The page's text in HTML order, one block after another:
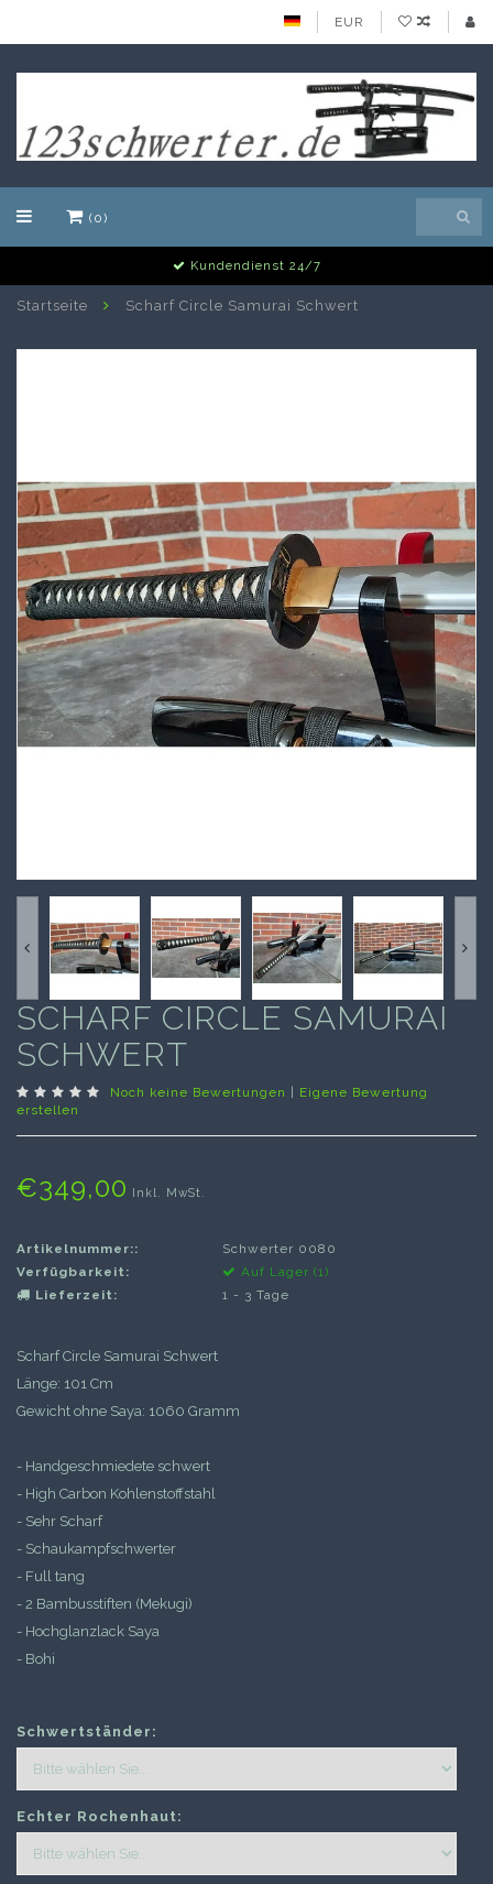
EUR
(0)
Alle Schwerter auf Lager
Startseite Scharf Circle Samurai Schwert
SCHARF CIRCLE SAMURAI
SCHWERT
Noch keine Bewertungen
Eigene Bewertung
erstellen
€349,00 Inkl. MwSt.
Artikelnummer::
Schwerter 0080
Verfügbarkeit:
Auf Lager (1)
Lieferzeit:
1 - 3 Tage
Scharf Circle Samurai Schwert
Länge: 101 Cm
Gewicht ohne Saya: 1060 Gramm
- Handgeschmiedete schwert
- High Carbon Kohlenstoffstahl
- Sehr Scharf
- Schaukampfschwerter
- Full tang
- 2 Bambusstiften (Mekugi)
- Hochglanzlack Saya
- Bohi
Schwertständer:
Echter Rochenhaut: